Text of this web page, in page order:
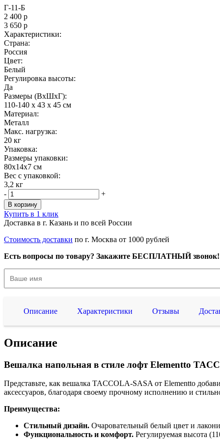
Г-11-Б
2 400 р
3 650 р
Характеристики:
Страна:
Россия
Цвет:
Белый
Регулировка высоты:
Да
Размеры (ВxШxГ):
110-140 x 43 x 45 см
Материал:
Металл
Maкс. нагрузка:
20 кг
Упаковка:
Размеры упаковки:
80x14x7 см
Вес с упаковкой:
3,2 кг
-
+
В корзину
Купить в 1 клик
Доставка в г. Казань и по всей России
Стоимость доставки по г. Москва от 1000 рублей
Есть вопросы по товару? Закажите БЕСПЛАТНЫЙ звонок!
Описание Характеристики Отзывы
Описание
Вешалка напольная в стиле лофт Elementto
Представьте, как вешалка TACCOLA-SASA от Elementto
аксессуаров, благодаря своему прочному исполнению и
Преимущества:
Стильный дизайн. Очаровательный белый цвет и
Функциональность и комфорт. Регулируемая высота